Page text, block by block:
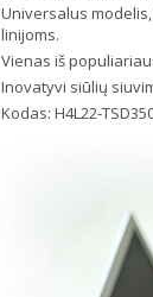
Universalus
linijoms.
Vienas iš
Inovatyvi siūlių
Kodas:H4L22-